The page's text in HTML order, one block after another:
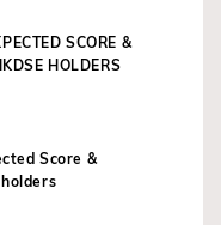
SCORE &
HOLDERS
Score &